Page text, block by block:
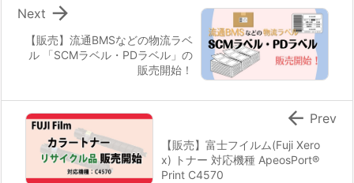
【販売】流通BMSなどの物流ラベ
ル 「SCMラベル・PDラベル」の
販売開始！

Next
【販売】富士フイルム(Fuji Xero
x) トナー 対応機種 ApeosPort®
Print C4570
 Prev